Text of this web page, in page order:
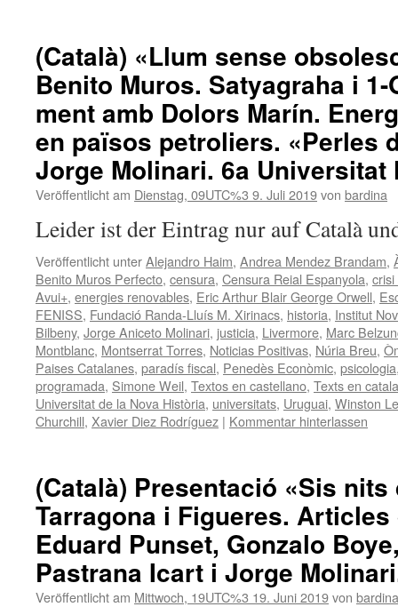
(Català) «Llum sense
Benito Muros. Satyagraha i
ment amb Dolors Marín.
en països petroliers. «Perles
Jorge Molinari. 6a Universitat
Veröffentlicht am Dienstag, 09UTC%3 9. Juli 2019von bardina
Leider ist der Eintrag nur auf Català
Veröffentlicht unterAlejandro Haim, Andrea Mendez Brandam,
Benito Muros Perfecto, censura, Censura Reial Espanyola,
Avui+, energies renovables, Eric Arthur Blair George Orwell,
FENISS, Fundació Randa-Lluís M. Xirinacs, historia, Institut
Bilbeny, Jorge Aniceto Molinari, justicia, Livermore, Marc
Montblanc, Montserrat Torres, Noticias Positivas, Núria Breu,
Paises Catalanes, paradís fiscal, Penedès Econòmic, psicologia
programada, Simone Weil, Textos en castellano, Texts en catala
Universitat de la Nova Història, universitats, Uruguai, Winston
Churchill, Xavier Diez Rodríguez | Kommentar hinterlassen
(Català) Presentació «Sis nits
Tarragona i Figueres. Articles
Eduard Punset, Gonzalo
Pastrana Icart i Jorge
Veröffentlicht am Mittwoch, 19UTC%3 19. Juni 2019von bardina